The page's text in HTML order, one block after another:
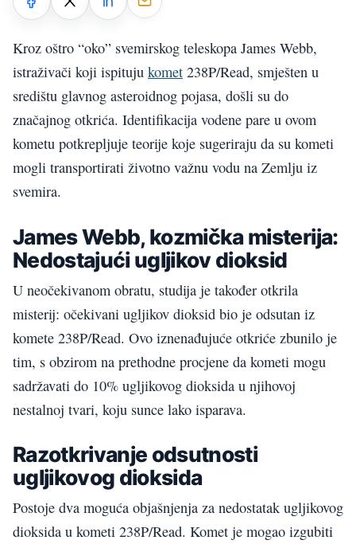
Kroz oštro “oko” svemirskog teleskopa James Webb,
istraživači koji ispituju komet 238P/Read, smješten u
središtu glavnog asteroidnog pojasa, došli su do
značajnog otkrića. Identifikacija vodene pare u ovom
kometu potkrepljuje teorije koje sugeriraju da su kometi
mogli transportirati životno važnu vodu na Zemlju iz
svemira.
James Webb, kozmička misterija:
Nedostajući ugljikov dioksid
U neočekivanom obratu, studija je također otkrila
misterij: očekivani ugljikov dioksid bio je odsutan iz
komete 238P/Read. Ovo iznenađujuće otkriće zbunilo je
tim, s obzirom na prethodne procjene da kometi mogu
sadržavati do 10% ugljikovog dioksida u njihovoj
nestalnoj tvari, koju sunce lako isparava.
Razotkrivanje odsutnosti
ugljikovog dioksida
Postoje dva moguća objašnjenja za nedostatak ugljikovog
dioksida u kometi 238P/Read. Komet je mogao izgubiti